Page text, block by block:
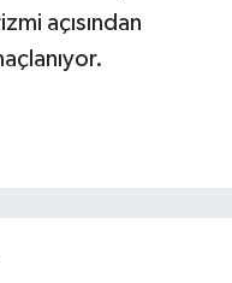
açısından